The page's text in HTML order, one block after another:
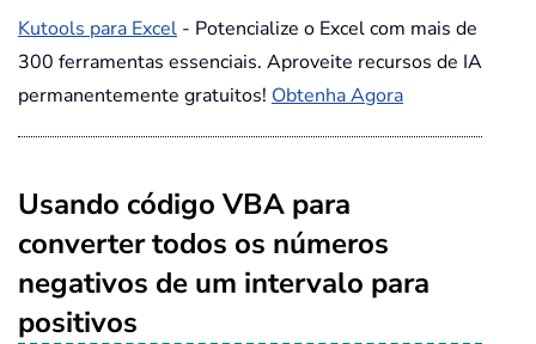
Kutools para Excel - Potencialize o Excel com mais de
300 ferramentas essenciais. Aproveite recursos de IA
permanentemente gratuitos! Obtenha Agora
Usando código VBA para
converter todos os números
negativos de um intervalo para
positivos